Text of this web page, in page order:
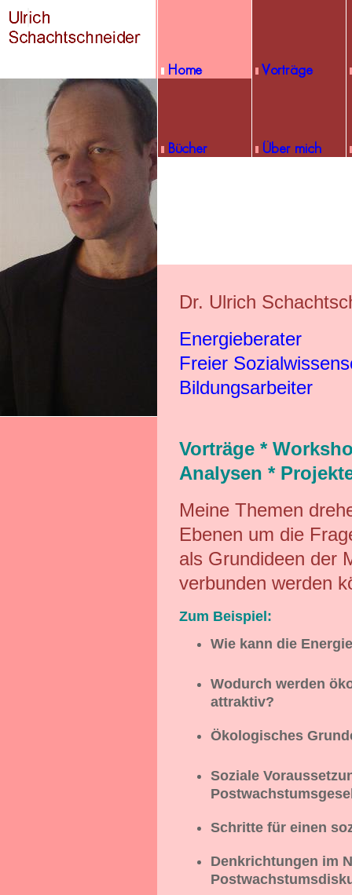
Dr. Ulrich
Energieberater
Freier
Bildungsarbeiter
Vorträge *
Analysen *
Meine Themen
Ebenen um die
als Grundideen der
verbunden werden
Zum Beispiel:
Wie kann die
Wodurch werden
attraktiv?
Ökologisches
Soziale
Schritte für einen
Denkrichtungen im